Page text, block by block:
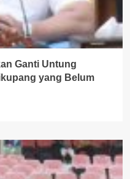
Ganti Untung
yang Belum